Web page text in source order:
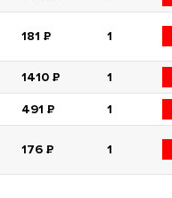
181 Р 1
1410 Р 1
491 Р 1
176 Р 1